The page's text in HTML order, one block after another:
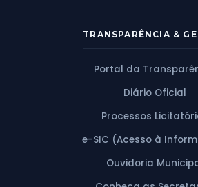
TRANSPARÊNCIA &
Portal da
Diário Oficial
Processos
e-SIC (Acesso à
Ouvidoria